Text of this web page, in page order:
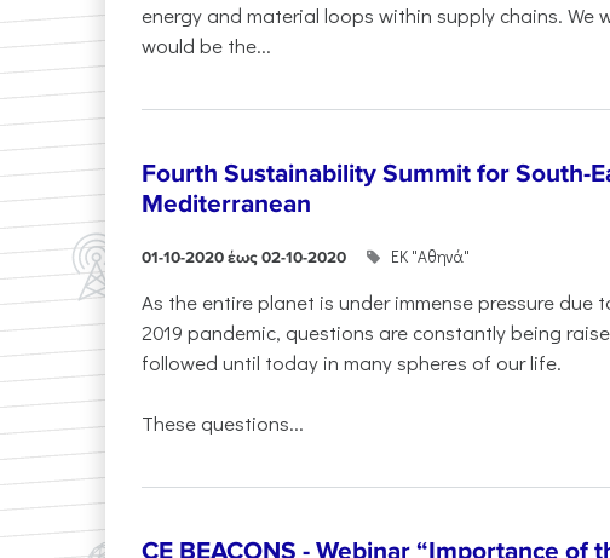
energy and material loops within supply chains. We
would be the...
Fourth Sustainability Summit for South-
Mediterranean
01-10-2020 έως 02-10-2020 ΕΚ "Αθηνά"
As the entire planet is under immense pressure due
2019 pandemic, questions are constantly being
followed until today in many spheres of our life.
These questions...
CE BEACONS - Webinar “Importance of